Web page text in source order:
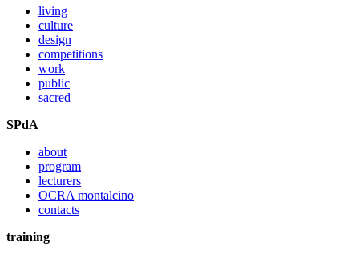
living
culture
design
competitions
work
public
sacred
SPdA
about
program
lecturers
OCRA montalcino
contacts
training